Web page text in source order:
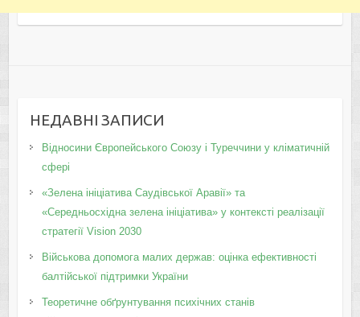
НЕДАВНІ ЗАПИСИ
Відносини Європейського Союзу і Туреччини у кліматичній
сфері
«Зелена ініціатива Саудівської Аравії» та
«Середньосхідна зелена ініціатива» у контексті реалізації
стратегії Vision 2030
Військова допомога малих держав: оцінка ефективності
балтійської підтримки України
Теоретичне обґрунтування психічних станів